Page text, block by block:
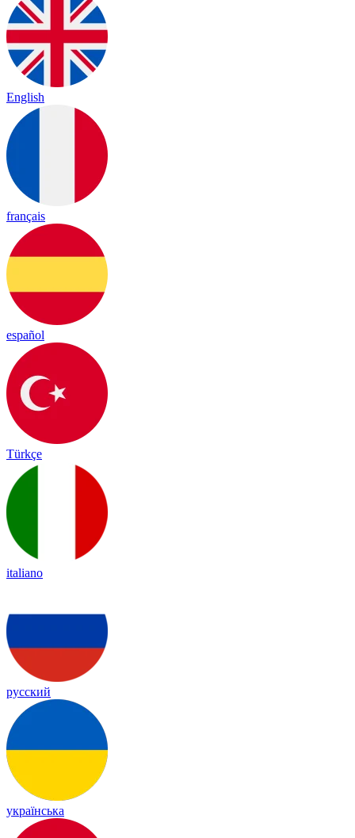
English
français
español
Türkçe
italiano
русский
українська